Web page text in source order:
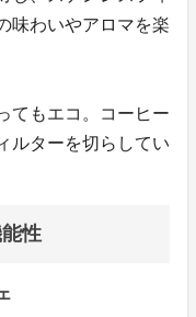
味わいやアロマを楽
てもエコ。コーヒー
ルターを切らしてい
性